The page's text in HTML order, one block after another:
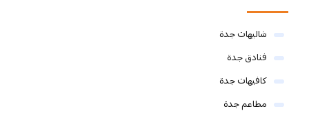
شاليهات جدة
فنادق جدة
كافيهات جدة
مطاعم جدة